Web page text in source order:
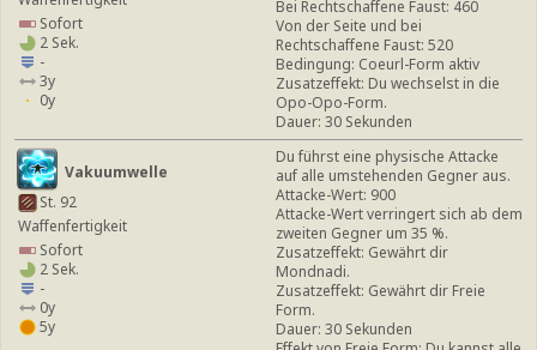
Sofort
2 Sek.
-
3y
0y
Bei Rechtschaffene Faust: 460
Von der Seite und bei
Rechtschaffene Faust: 520
Bedingung: Coeurl-Form aktiv
Zusatzeffekt: Du wechselst in die
Opo-Opo-Form.
Dauer: 30 Sekunden
Vakuumwelle
St. 92
Waffenfertigkeit
Sofort
2 Sek.
-
0y
5y
Du führst eine physische Attacke
auf alle umstehenden Gegner aus.
Attacke-Wert: 900
Attacke-Wert verringert sich ab dem
zweiten Gegner um 35 %.
Zusatzeffekt: Gewährt dir
Mondnadi.
Zusatzeffekt: Gewährt dir Freie
Form.
Dauer: 30 Sekunden